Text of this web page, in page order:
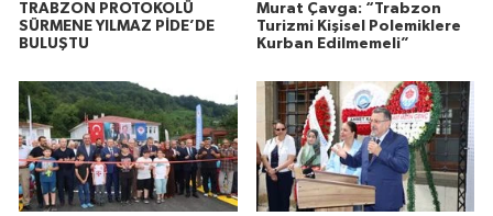
TRABZON PROTOKOLÜ
SÜRMENE YILMAZ PİDE’DE
BULUŞTU
Murat Çavga: “Trabzon
Turizmi Kişisel Polemiklere
Kurban Edilmemeli”